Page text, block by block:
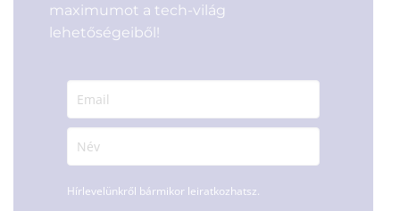
maximumot a tech-világ
lehetőségeiből!
Hírlevelünkről bármikor leiratkozhatsz.